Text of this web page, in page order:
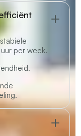
per week.